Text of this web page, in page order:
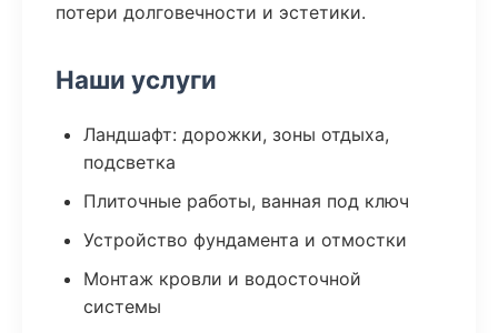
потери долговечности и эстетики.
Наши услуги
Ландшафт: дорожки, зоны отдыха,
подсветка
Плиточные работы, ванная под ключ
Устройство фундамента и отмостки
Монтаж кровли и водосточной
системы